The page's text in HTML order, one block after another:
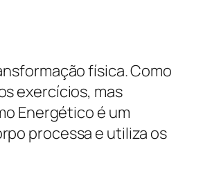
física. Como
exercícios, mas
Energético é um
processa e utiliza os